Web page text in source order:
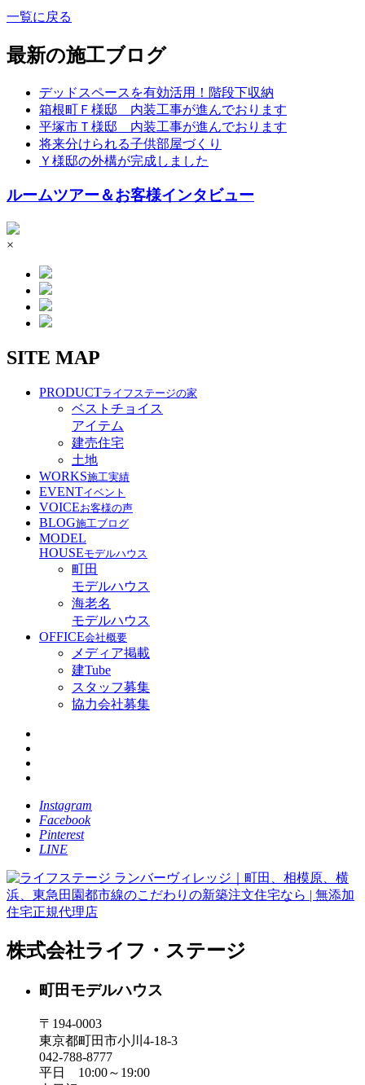
一覧に戻る
最新の施工ブログ
デッドスペースを有効活用！階段下収納
箱根町Ｆ様邸 内装工事が進んでおります
平塚市Ｔ様邸 内装工事が進んでおります
将来分けられる子供部屋づくり
Ｙ様邸の外構が完成しました
ルームツアー＆お客様インタビュー
×
SITE MAP
PRODUCTライフステージの家
ベストチョイス
アイテム
建売住宅
土地
WORKS施工実績
EVENTイベント
VOICEお客様の声
BLOG施工ブログ
MODEL
HOUSEモデルハウス
町田
モデルハウス
海老名
モデルハウス
OFFICE会社概要
メディア掲載
建Tube
スタッフ募集
協力会社募集
Instagram
Facebook
Pinterest
LINE
株式会社ライフ・ステージ
町田モデルハウス
〒194-0003
東京都町田市小川4-18-3
042-788-8777
平日 10:00～19:00